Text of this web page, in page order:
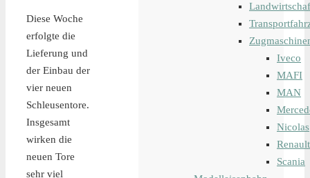
Diese Woche
erfolgte die
Lieferung und
der Einbau der
vier neuen
Schleusentore.
Insgesamt
wirken die
neuen Tore
sehr viel
Iveco
MAFI
MAN
Nicolas
Renault
Scania